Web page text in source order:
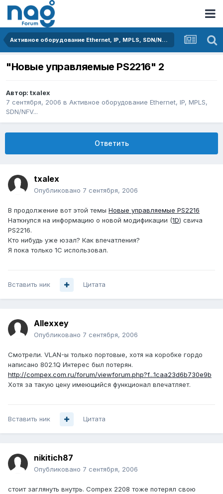
Активное оборудование Ethernet, IP, MPLS, SDN/NFV...
"Новые управляемые PS2216" 2
Автор: txalex
7 сентября, 2006 в Активное оборудование Ethernet, IP, MPLS,
SDN/NFV...
Ответить
txalex
Опубликовано 7 сентября, 2006
В продолжение вот этой темы Новые управляемые PS2216
Наткнулся на информацию о новой модификации (1D) свича
PS2216.
Кто нибудь уже юзал? Как впечатления?
Я пока только 1С использовал.
Вставить ник Цитата
Allexxey
Опубликовано 7 сентября, 2006
Смотрели. VLAN-ы только портовые, хотя на коробке гордо
написано 802.1Q Интерес был потерян.
http://compex.com.ru/forum/viewforum.php?f...1caa23d6b730e9b
Хотя за такую цену имеющийся функционал впечатляет.
Вставить ник Цитата
nikitich87
Опубликовано 7 сентября, 2006
стоит заглянуть внутрь. Compex 2208 тоже потерял свою